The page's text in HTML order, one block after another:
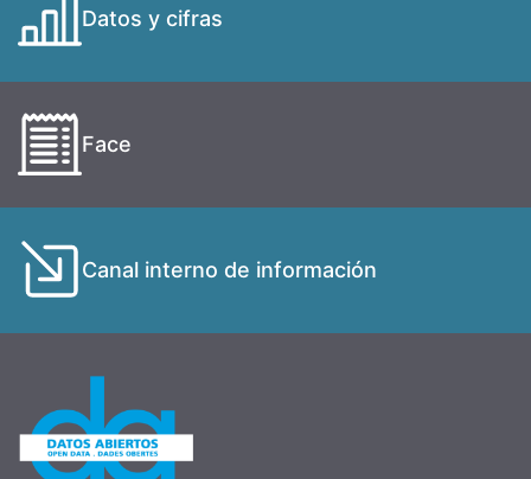
Datos y cifras
Face
Canal interno de información